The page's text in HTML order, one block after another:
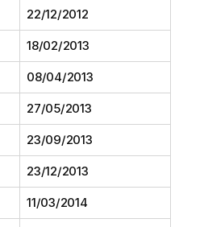
22/12/2012
18/02/2013
08/04/2013
27/05/2013
23/09/2013
23/12/2013
11/03/2014